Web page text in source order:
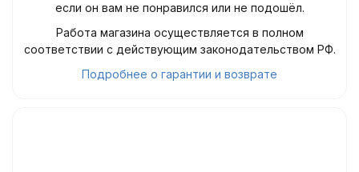
если он вам не понравился или не подошёл.
Работа магазина осуществляется в полном
соответствии с действующим законодательством РФ.
Подробнее о гарантии и возврате